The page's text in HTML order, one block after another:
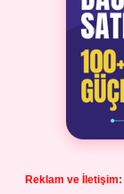
Reklam ve İletişim: